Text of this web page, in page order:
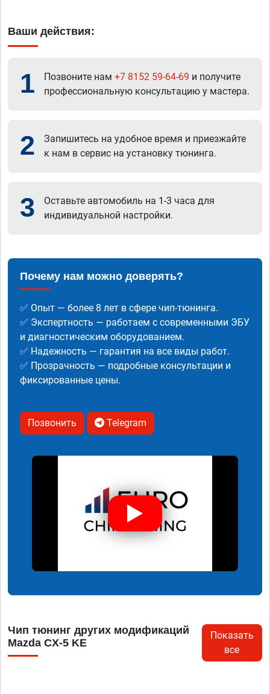
Ваши действия:
1 Позвоните нам +7 8152 59-64-69 и получите
профессиональную консультацию у мастера.
2
Запишитесь на удобное время и приезжайте
к нам в сервис на установку тюнинга.
3
Оставьте автомобиль на 1-3 часа для
индивидуальной настройки.
Почему нам можно доверять?
✅ Опыт — более 8 лет в сфере чип-тюнинга.
✅ Экспертность — работаем с современными ЭБУ
и диагностическим оборудованием.
✅ Надежность — гарантия на все виды работ.
✅ Прозрачность — подробные консультации и
фиксированные цены.
Позвонить Telegram
Чип тюнинг других модификаций
Mazda CX-5 KE
Показать
все